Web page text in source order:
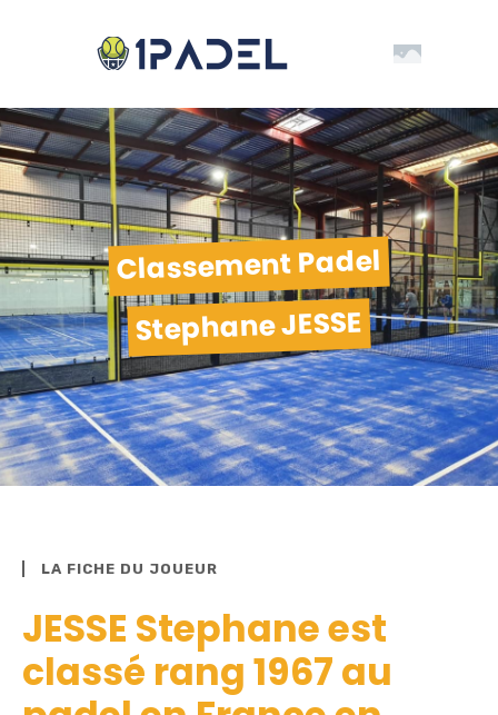
Classement Padel
Stephane JESSE
LA FICHE DU JOUEUR
JESSE Stephane est
classé rang 1967 au